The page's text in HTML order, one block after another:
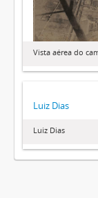
Vista aérea do
Luiz Dias
Luiz Dias